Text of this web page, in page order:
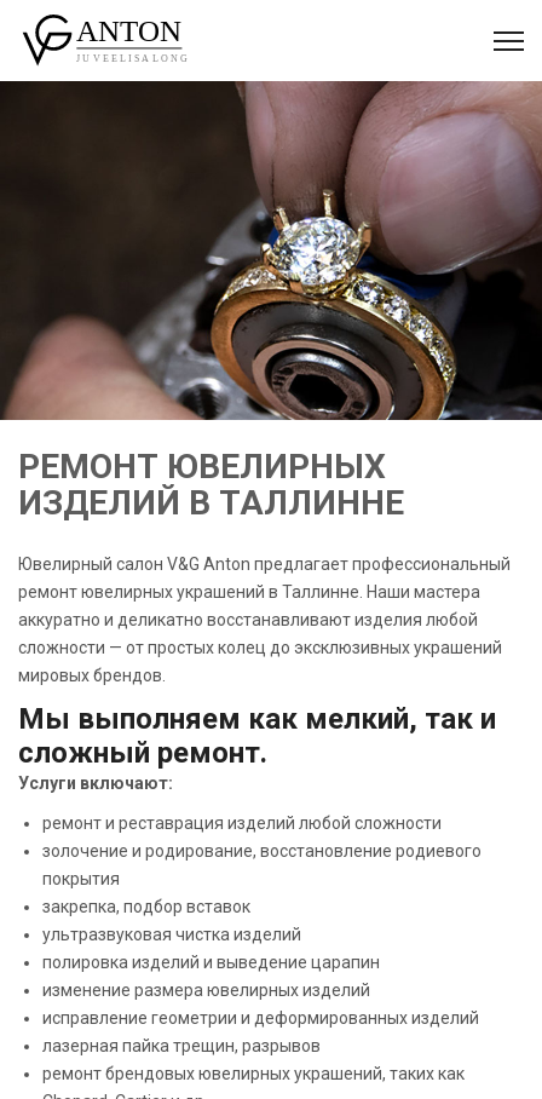
РЕМОНТ ЮВЕЛИРНЫХ
ИЗДЕЛИЙ В ТАЛЛИННЕ
Ювелирный салон V&G Anton предлагает профессиональный
ремонт ювелирных украшений в Таллинне. Наши мастера
аккуратно и деликатно восстанавливают изделия любой
сложности — от простых колец до эксклюзивных украшений
мировых брендов.
Мы выполняем как мелкий, так и
сложный ремонт.
Услуги включают:
ремонт и реставрация изделий любой сложности
золочение и родирование, восстановление родиевого
покрытия
закрепка, подбор вставок
ультразвуковая чистка изделий
полировка изделий и выведение царапин
изменение размера ювелирных изделий
исправление геометрии и деформированных изделий
лазерная пайка трещин, разрывов
ремонт брендовых ювелирных украшений, таких как